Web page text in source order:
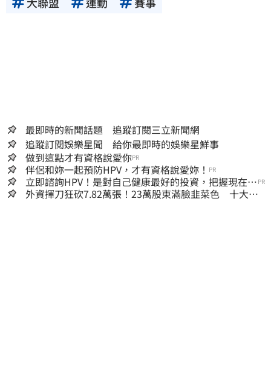
最即時的新聞話題 追蹤訂閱三立新聞網
追蹤訂閱娛樂星聞 給你最即時的娛樂星鮮事
做到這點才有資格說愛你PR
伴侶和妳一起預防HPV，才有資格說愛妳！ PR
立即諮詢HPV！是對自己健康最好的投資，把握現在不
嫌晚！
PR
外資揮刀狂砍7.82萬張！23萬股東滿臉韭菜色 十大賣